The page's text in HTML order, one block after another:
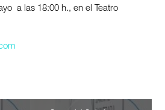
a las 18:00 h., en el Teatro